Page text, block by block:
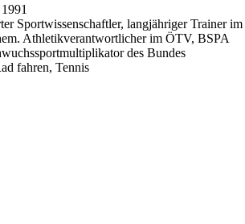
1991
Sportwissenschaftler, langjähriger Trainer im
Athletikverantwortlicher im ÖTV, BSPA
des Bundes
fahren, Tennis